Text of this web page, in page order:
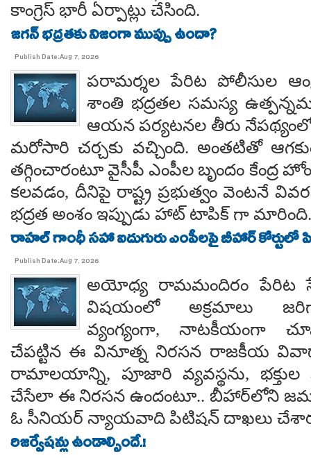
కాంగ్రెస్ భారీ ఏర్పాట్లు చేసింది.
జగన్ భద్రతకు నిజంగా ముప్పు ఉందా?
Publish Date:Aug 7, 2026
పరామర్శల పేరిట పోలీసుల
శాంతి భద్రతల సమస్య
ఆయన పర్యటనల తీరు నేపథ్యంలో
మరోసారి చర్చకు వచ్చింది. అంతటితో
తగ్గించారంటూ వైసీపీ ఎంపీల బృందం కేంద్ర
కలవడం, దీనిపై రాష్ట్ర ప్రభుత్వం వెంటనే
భద్రత అంశం ఇప్పుడు హాట్ టాపిక్ గా మారింది.
రాహల్ గాంధీ సహా ఐదుగురు ఎంపీలపై బీహార్ కోర్టులో
Publish Date:Aug 7, 2026
అయోధ్య రామమందిరం పేరిట
విషయంలో అక్రమాలు
వ్యంగ్యంగా, నాటకీయంగా
చేపట్టిన ఈ వినూత్న నిరసన రాజకీయ
రామాలయాన్ని, పూజారి వ్యవస్థను,
చేసేలా ఈ నిరసన ఉందంటూ.. బీహార్‌లోని
ఓ సీనియర్ న్యాయవాది పిటిషన్ దాఖలు
రిజర్వేషన్లు ఉండాల్సిందే.!